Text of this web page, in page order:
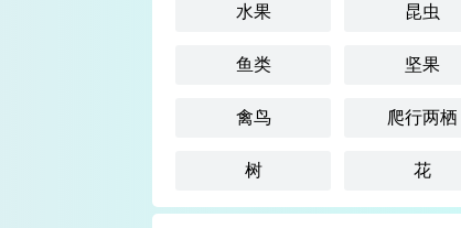
水果 昆虫
鱼类 坚果
禽鸟 爬行两栖
树 花